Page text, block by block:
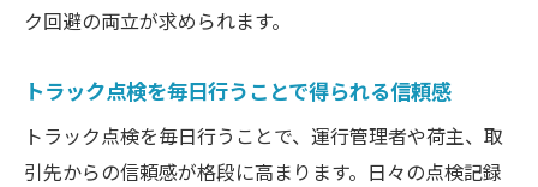
ク回避の両立が求められます。
トラック点検を毎日行うことで得られる信頼感
トラック点検を毎日行うことで、運行管理者や荷主、取
引先からの信頼感が格段に高まります。日々の点検記録